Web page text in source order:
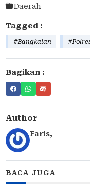
Daerah
Tagged :
#Bangkalan
Bagikan :
Author
Faris,
BACA JUGA